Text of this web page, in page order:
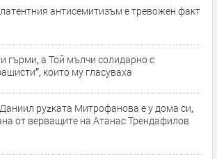
антисемитизъм е тревожен факт
гърми, а Той мълчи солидарно с
които му гласуваха
руzката Митрофанова е у дома си,
от верващите на Атанас Трендафилов